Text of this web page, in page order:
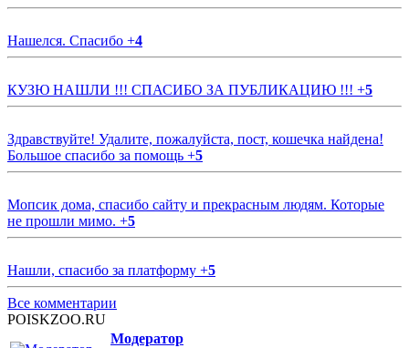
Нашелся. Спасибо +4
КУЗЮ НАШЛИ !!! СПАСИБО ЗА ПУБЛИКАЦИЮ !!! +5
Здравствуйте! Удалите, пожалуйста, пост, кошечка найдена!
Большое спасибо за помощь +5
Мопсик дома, спасибо сайту и прекрасным людям. Которые
не прошли мимо. +5
Нашли, спасибо за платформу +5
Все комментарии
POISKZOO.RU
Модератор